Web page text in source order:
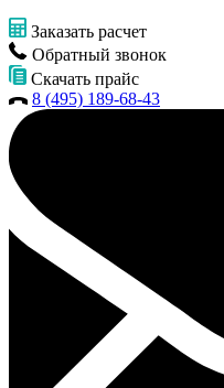
Заказать расчет
Обратный звонок
Скачать прайс
8 (495) 189-68-43